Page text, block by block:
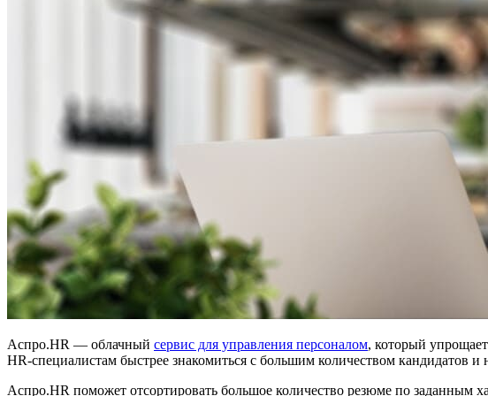
Аспро.HR — облачный сервис для управления персоналом, который
HR-специалистам быстрее знакомиться с большим количеством кандидатов
Аспро.HR поможет отсортировать большое количество резюме по заданным